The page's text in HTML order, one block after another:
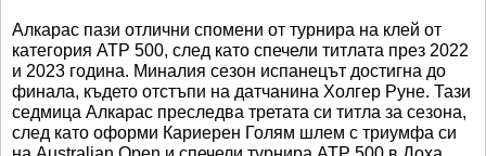
Алкарас пази отлични спомени от турнира на клей от
категория ATP 500, след като спечели титлата през 2022
и 2023 година. Миналия сезон испанецът достигна до
финала, където отстъпи на датчанина Холгер Руне. Тази
седмица Алкарас преследва третата си титла за сезона,
след като оформи Кариерен Голям шлем с триумфа си